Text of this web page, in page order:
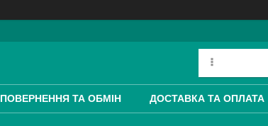
ПОВЕРНЕННЯ ТА ОБМІН ДОСТАВКА ТА ОПЛАТА